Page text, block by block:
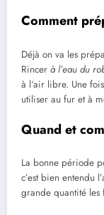
Comment
Déjà on va les
Rincer à l’eau du
à l‘air libre. Une
utiliser au fur et à
Quand et
La bonne période
c’est bien entendu
grande quantité les